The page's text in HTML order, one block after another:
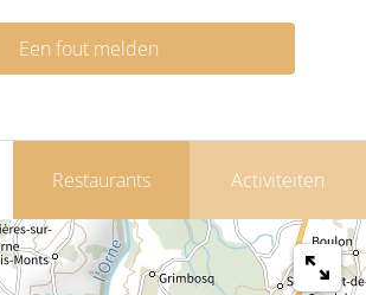
Een fout melden
Restaurants Activiteiten